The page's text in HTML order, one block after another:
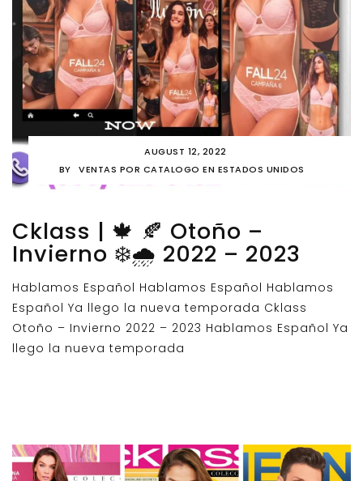
AUGUST 12, 2022
BY
VENTAS POR CATALOGO EN ESTADOS UNIDOS
Cklass | 🍁 🍂 Otoño –
Invierno ❄️🌧️ 2022 – 2023
Hablamos Español Hablamos Español Hablamos
Español Ya llego la nueva temporada Cklass
Otoño – Invierno 2022 – 2023 Hablamos Español Ya
llego la nueva temporada